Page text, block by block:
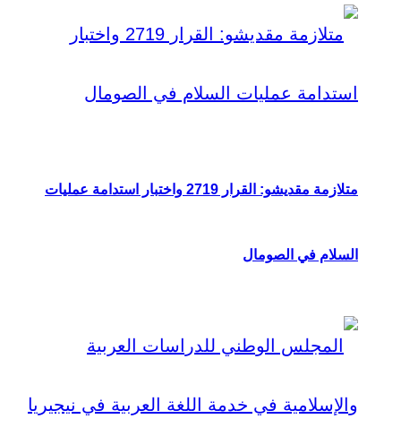
متلازمة مقديشو: القرار 2719 واختبار استدامة عمليات
السلام في الصومال